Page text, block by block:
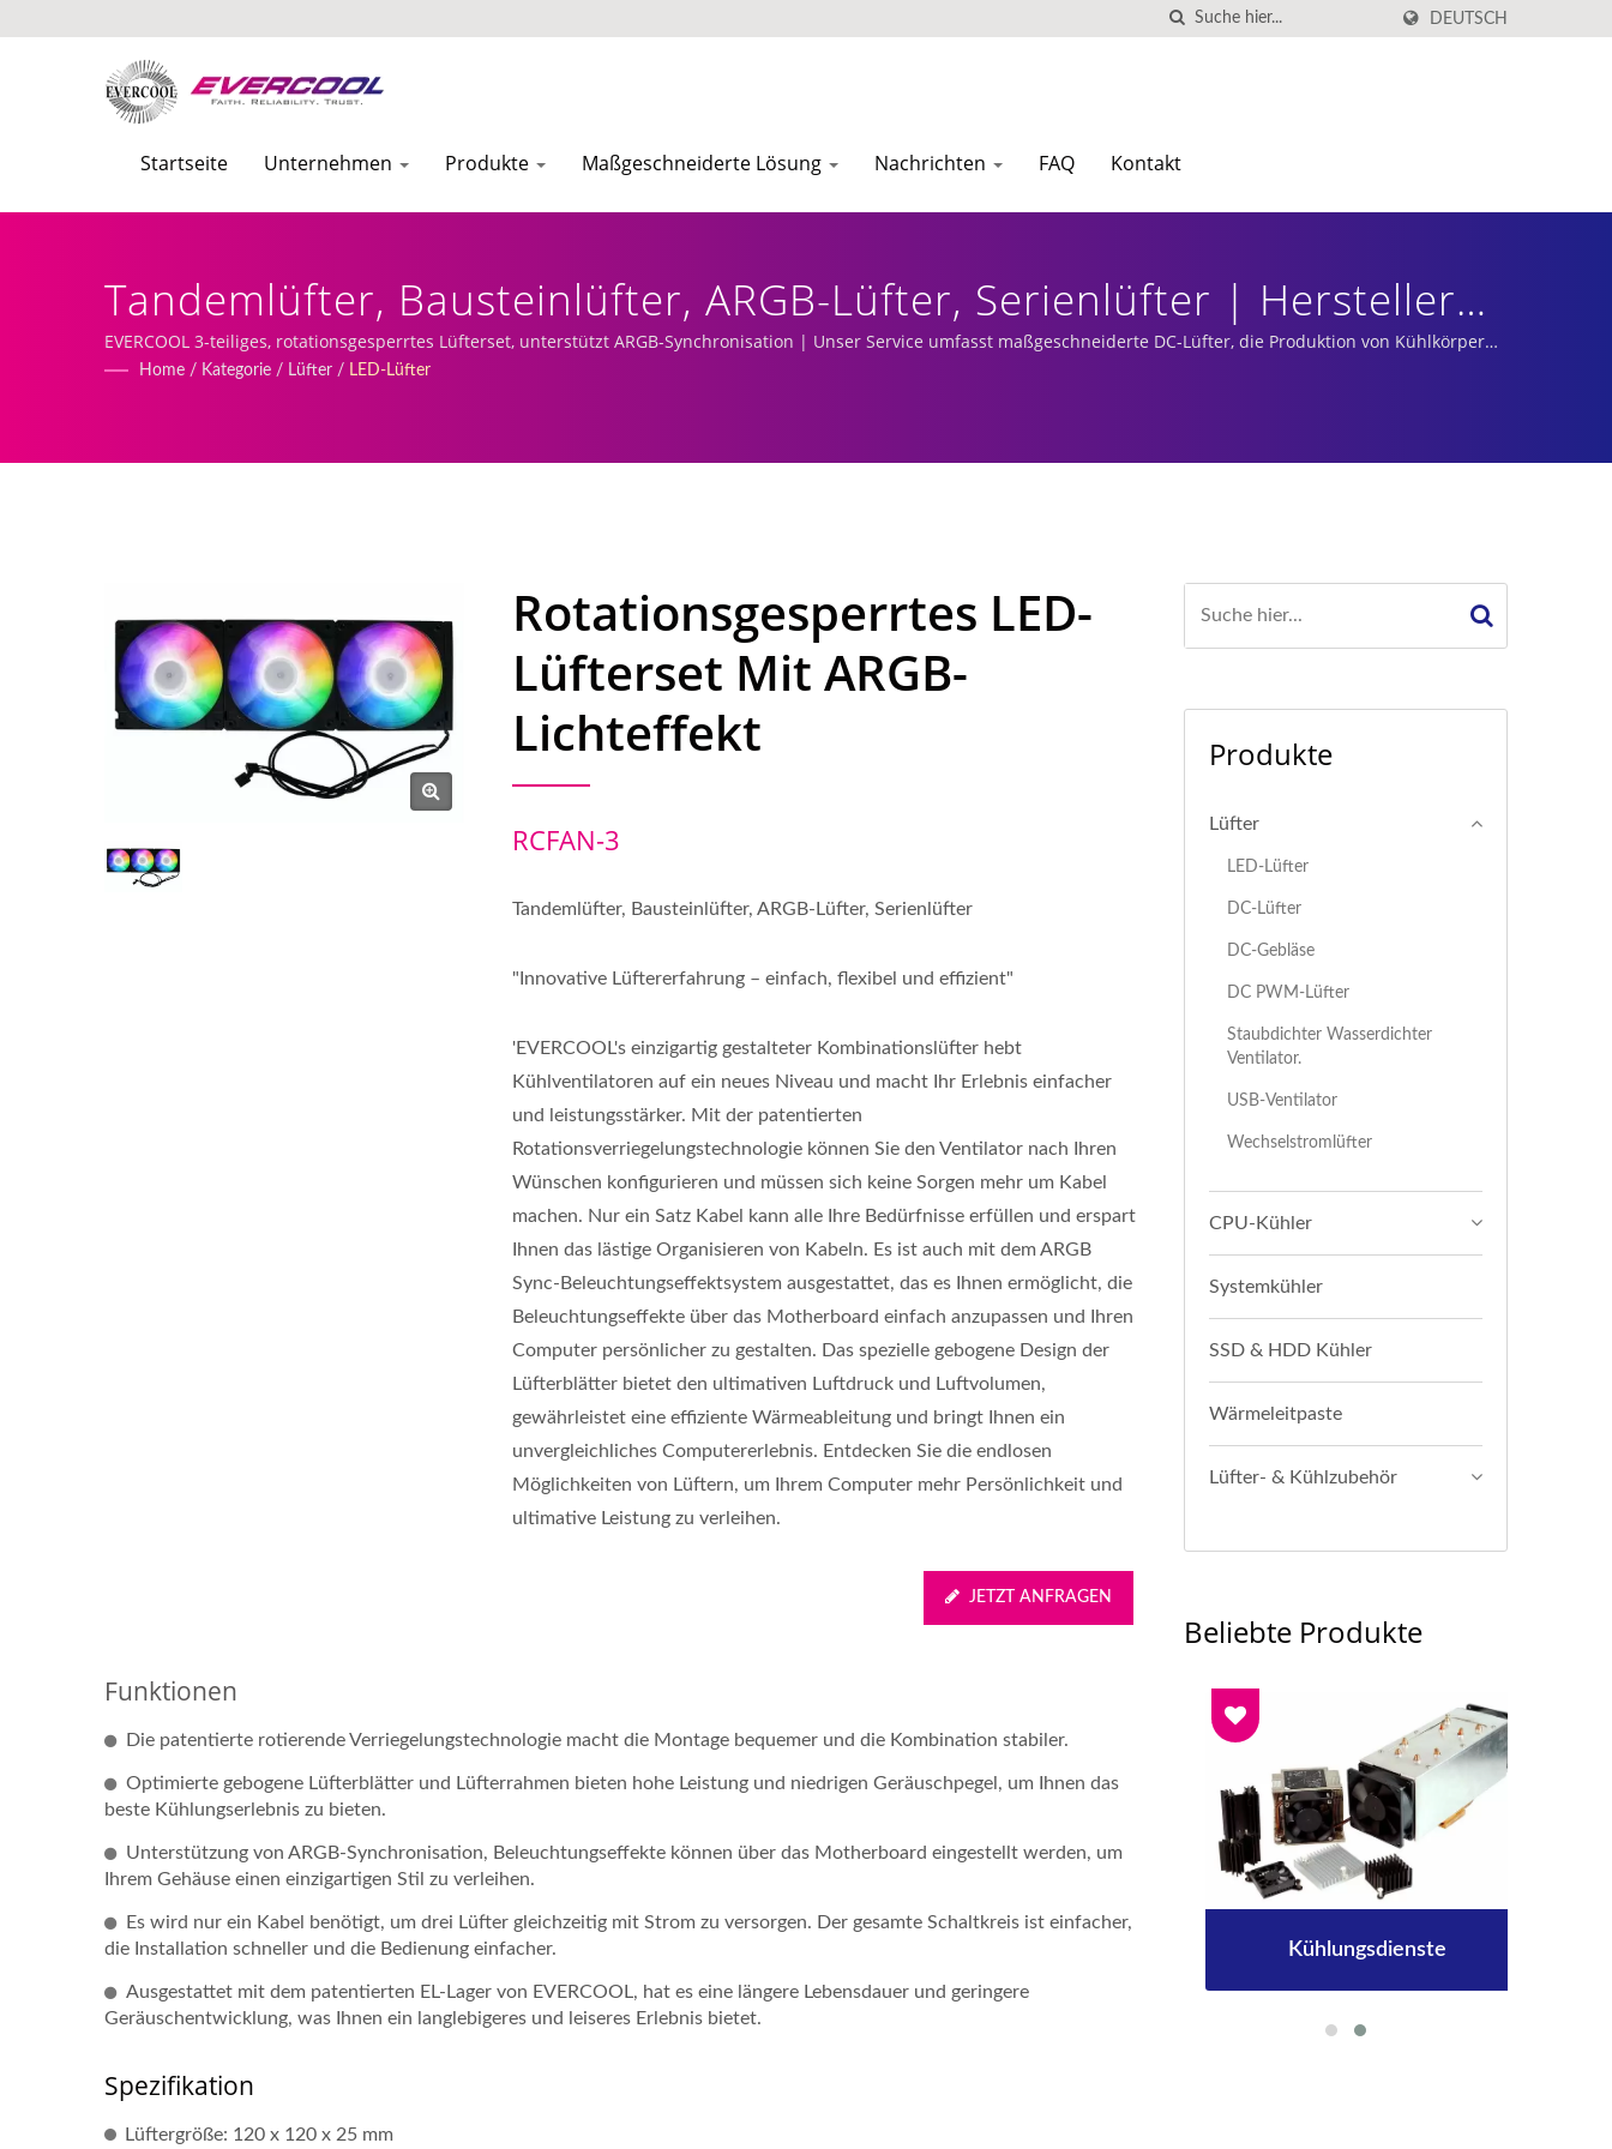
DEUTSCH
Startseite Unternehmen Produkte Maßgeschneiderte Lösung Nachrichten FAQ Kontakt
Tandemlüfter, Bausteinlüfter, ARGB-Lüfter, Serienlüfter | Hersteller
Von Aluminium-Extrusionskühlern | EVERCOOL
EVERCOOL 3-teiliges, rotationsgesperrtes Lüfterset, unterstützt ARGB-Synchronisation | Unser Service umfasst maßgeschneiderte DC-Lüfter, die Produktion von Kühlkörpern
und Fertigung.
Home / Kategorie / Lüfter / LED-Lüfter
Rotationsgesperrtes LED-
Lüfterset Mit ARGB-
Lichteffekt
RCFAN-3
Tandemlüfter, Bausteinlüfter, ARGB-Lüfter, Serienlüfter
"Innovative Lüftererfahrung – einfach, flexibel und effizient"
'EVERCOOL's einzigartig gestalteter Kombinationslüfter hebt
Kühlventilatoren auf ein neues Niveau und macht Ihr Erlebnis einfacher
und leistungsstärker. Mit der patentierten
Rotationsverriegelungstechnologie können Sie den Ventilator nach Ihren
Wünschen konfigurieren und müssen sich keine Sorgen mehr um Kabel
machen. Nur ein Satz Kabel kann alle Ihre Bedürfnisse erfüllen und erspart
Ihnen das lästige Organisieren von Kabeln. Es ist auch mit dem ARGB
Sync-Beleuchtungseffektsystem ausgestattet, das es Ihnen ermöglicht, die
Beleuchtungseffekte über das Motherboard einfach anzupassen und Ihren
Computer persönlicher zu gestalten. Das spezielle gebogene Design der
Lüfterblätter bietet den ultimativen Luftdruck und Luftvolumen,
gewährleistet eine effiziente Wärmeableitung und bringt Ihnen ein
unvergleichliches Computererlebnis. Entdecken Sie die endlosen
Möglichkeiten von Lüftern, um Ihrem Computer mehr Persönlichkeit und
ultimative Leistung zu verleihen.
JETZT ANFRAGEN
Funktionen
Die patentierte rotierende Verriegelungstechnologie macht die Montage bequemer und die Kombination stabiler.
Optimierte gebogene Lüfterblätter und Lüfterrahmen bieten hohe Leistung und niedrigen Geräuschpegel, um Ihnen das
beste Kühlungserlebnis zu bieten.
Unterstützung von ARGB-Synchronisation, Beleuchtungseffekte können über das Motherboard eingestellt werden, um
Ihrem Gehäuse einen einzigartigen Stil zu verleihen.
Es wird nur ein Kabel benötigt, um drei Lüfter gleichzeitig mit Strom zu versorgen. Der gesamte Schaltkreis ist einfacher,
die Installation schneller und die Bedienung einfacher.
Ausgestattet mit dem patentierten EL-Lager von EVERCOOL, hat es eine längere Lebensdauer und geringere
Geräuschentwicklung, was Ihnen ein langlebigeres und leiseres Erlebnis bietet.
Spezifikation
Lüftergröße: 120 x 120 x 25 mm
Produkte
Lüfter
LED-Lüfter
DC-Lüfter
DC-Gebläse
DC PWM-Lüfter
Staubdichter Wasserdichter
Ventilator.
USB-Ventilator
Wechselstromlüfter
CPU-Kühler
Systemkühler
SSD & HDD Kühler
Wärmeleitpaste
Lüfter- & Kühlzubehör
Beliebte Produkte
DC-Lüfter Kühlungsdienste Kühlungsdienste